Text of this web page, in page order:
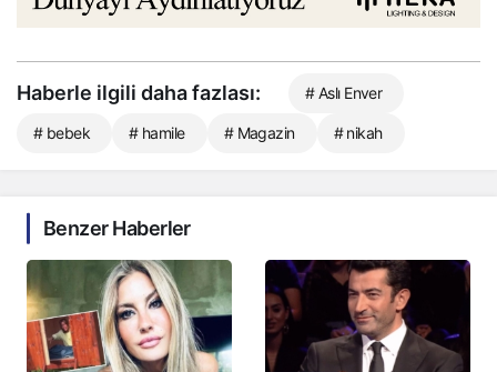
Haberle ilgili daha fazlası: # Aslı Enver
# bebek # hamile # Magazin # nikah
Benzer Haberler